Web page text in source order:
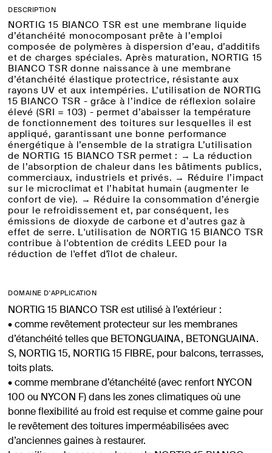
DESCRIPTION
NORTIG 15 BIANCO TSR est une membrane liquide
d’étanchéité monocomposant prête à l’emploi
composée de polymères à dispersion d’eau, d’additifs
et de charges spéciales. Après maturation, NORTIG 15
BIANCO TSR donne naissance à une membrane
d’étanchéité élastique protectrice, résistante aux
rayons UV et aux intempéries. L’utilisation de NORTIG
15 BIANCO TSR - grâce à l’indice de réflexion solaire
élevé (SRI = 103) - permet d’abaisser la température
de fonctionnement des toitures sur lesquelles il est
appliqué, garantissant une bonne performance
énergétique à l’ensemble de la stratigra L’utilisation
de NORTIG 15 BIANCO TSR permet : → La réduction
de l’absorption de chaleur dans les bâtiments publics,
commerciaux, industriels et privés. → Réduire l’impact
sur le microclimat et l’habitat humain (augmenter le
confort de vie). → Réduire la consommation d’énergie
pour le refroidissement et, par conséquent, les
émissions de dioxyde de carbone et d’autres gaz à
effet de serre. L'utilisation de NORTIG 15 BIANCO TSR
contribue à l'obtention de crédits LEED pour la
réduction de l'effet d'îlot de chaleur.
DOMAINE D'APPLICATION
NORTIG 15 BIANCO TSR est utilisé à l’extérieur :
• comme revêtement protecteur sur les membranes
d’étanchéité telles que BETONGUAINA, BETONGUAINA.
S, NORTIG 15, NORTIG 15 FIBRE, pour balcons, terrasses,
toits plats.
• comme membrane d’étanchéité (avec renfort NYCON
100 ou NYCON F) dans les zones climatiques où une
bonne flexibilité au froid est requise et comme gaine pour
le revêtement des toitures imperméabilisées avec
d’anciennes gaines à restaurer.